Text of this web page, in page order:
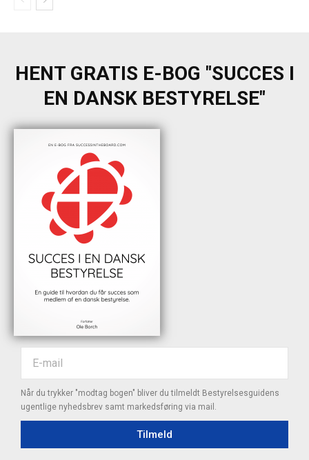
HENT GRATIS E-BOG "SUCCES I
EN DANSK BESTYRELSE"
Når du trykker "modtag bogen" bliver du tilmeldt Bestyrelsesguidens
ugentlige nyhedsbrev samt markedsføring via mail.
Tilmeld